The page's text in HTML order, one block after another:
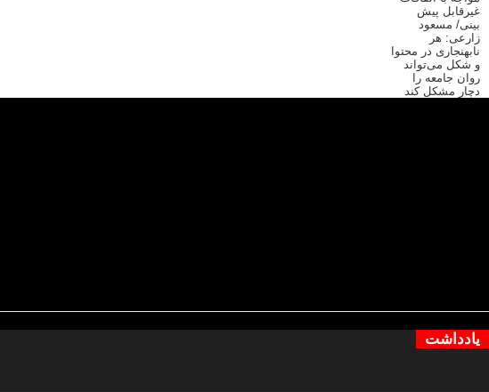
یادداشت